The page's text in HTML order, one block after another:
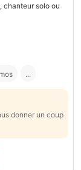
chanteur solo ou
...
donner un coup